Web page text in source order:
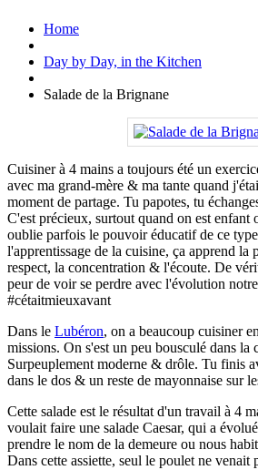
Home
Day by Day, in the Kitchen
Salade de la Brignane
Cuisiner à 4 mains a toujours été un
avec ma grand-mère & ma tante quand
moment de partage. Tu papotes, tu
C'est précieux, surtout quand on est enfant
oublie parfois le pouvoir éducatif de ce
l'apprentissage de la cuisine, ça apprend la
respect, la concentration & l'écoute. De
peur de voir se perdre avec l'évolution
#cétaitmieuxavant
Dans le Lubéron, on a beaucoup cuisiner
missions. On s'est un peu bousculé dans la
Surpeuplement moderne & drôle. Tu finis
dans le dos & un reste de mayonnaise sur
Cette salade est le résultat d'un travail à 4
voulait faire une salade Caesar, qui a
prendre le nom de la demeure ou nous
Dans cette assiette, seul le poulet ne venait